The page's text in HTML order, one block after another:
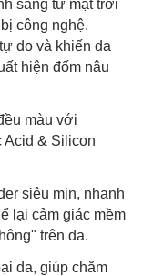
sáng từ mặt trời
công nghệ.
do và khiến da
hiện đốm nâu
màu với
Acid & Silicon
siêu mịn, nhanh
lại cảm giác mềm
trên da.
da, giúp chăm